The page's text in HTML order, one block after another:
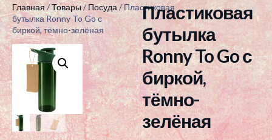
Главная/Товары/Посуда / Пластиковая
бутылка Ronny To Go с
биркой, тёмно-зелёная
Пластиковая
бутылка
Ronny To Go с
биркой,
тёмно-
зелёная